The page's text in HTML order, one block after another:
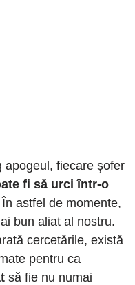
apogeul, fiecare șofer
fi să urci într-o
În astfel de momente,
bun aliat al nostru.
cercetările, există
pentru ca
să fie nu numai